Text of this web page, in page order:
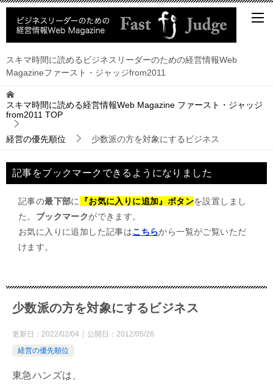
スキマ時間に読めるビジネスリーダーのための経営情報Web
Magazineファースト・ジャッジfrom2011
スキマ時間に読める経営情報Web Magazine ファースト・ジャッジ
from2011 TOP
経営の優先順位 少数派の方を対象にするビジネス
記事をブックマークできるようになりました
記事の最下部に 『お気に入りに追加』ボタンを設置しまし
た。 ブックマークができます。
お気に入りに追加した記事はこちらから一覧がご覧いただ
けます。
少数派の方を対象にするビジネス
更新日： 2022/02/04 公開日： 2012/05/26
経営の優先順位
東急ハンズは、